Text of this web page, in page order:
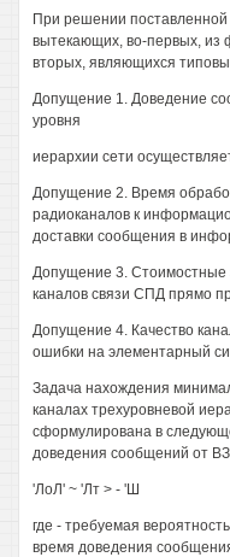
При решении
вытекающих, во-первых, из
вторых, являющихся
Допущение 1. Доведение
уровня
иерархии сети
Допущение 2. Время
радиоканалов к
доставки сообщения в
Допущение 3. Стоимостные
каналов связи СПД прямо
Допущение 4. Качество
ошибки на элементарный
Задача нахождения
каналах трехуровневой
сформулирована в
доведения сообщений от
'ЛоЛ' ~ 'Лт > - 'Ш
где - требуемая
время доведения